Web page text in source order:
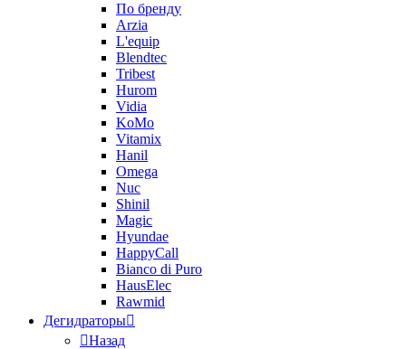
По бренду
Arzia
L'equip
Blendtec
Tribest
Hurom
Vidia
KoMo
Vitamix
Hanil
Omega
Nuc
Shinil
Magic
Hyundae
HappyCall
Bianco di Puro
HausElec
Rawmid
Дегидраторы
Назад